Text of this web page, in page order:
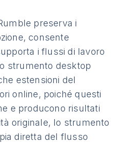
preserva i
consente
i flussi di lavoro
strumento desktop
estensioni del
online, poiché questi
e producono risultati
originale, lo strumento
diretta del flusso